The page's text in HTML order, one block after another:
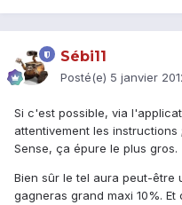
Sébi11
Posté(e) 5 janvier
Si c'est possible, via
attentivement les
Sense, ça épure le plus gros.
Bien sûr le tel aura peut-être
gagneras grand maxi 10%.